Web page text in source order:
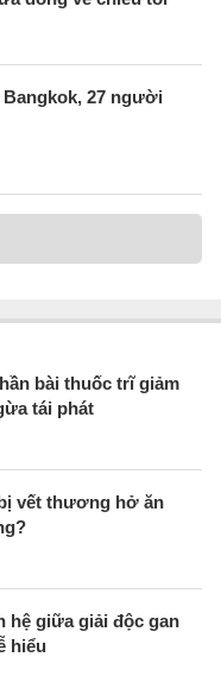
Bangkok, 27 người
bài thuốc trĩ giảm
tái phát
vết thương hở ăn
hệ giữa giải độc gan
hiểu